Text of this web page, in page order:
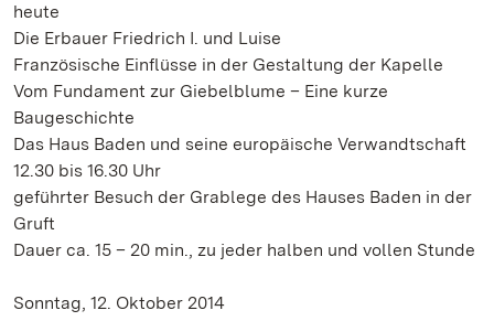
heute
Die Erbauer Friedrich I. und Luise
Französische Einflüsse in der Gestaltung der Kapelle
Vom Fundament zur Giebelblume – Eine kurze
Baugeschichte
Das Haus Baden und seine europäische Verwandtschaft
12.30 bis 16.30 Uhr
geführter Besuch der Grablege des Hauses Baden in der
Gruft
Dauer ca. 15 – 20 min., zu jeder halben und vollen Stunde
Sonntag, 12. Oktober 2014